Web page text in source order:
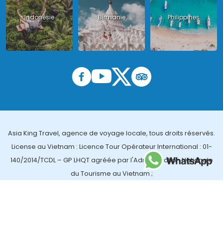
Indonésie Birmanie Philippines
Asia King Travel, agence de voyage locale, tous droits réservés.
License au Vietnam : Licence Tour Opérateur International : 01-
140/2014/TCDL – GP LHQT agréée par l'Administration Nationale
du Tourisme au Vietnam ;